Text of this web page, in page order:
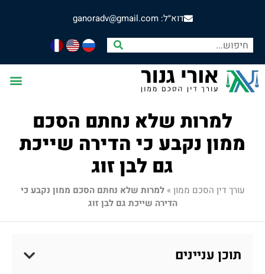
דוא״ל: ganoradv@gmail.com
למרות שלא נחתם הסכם
ממון נקבע כי הדירה שייכת
גם לבן זוג
עורך דין הסכם ממון »למרות שלא נחתם הסכם ממון נקבע כי
הדירה שייכת גם לבן זוג
תוכן עניינים